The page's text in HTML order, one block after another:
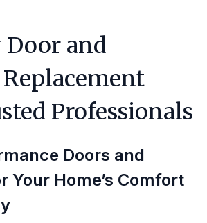
and
Professionals
Doors and
Your Home’s Comfort